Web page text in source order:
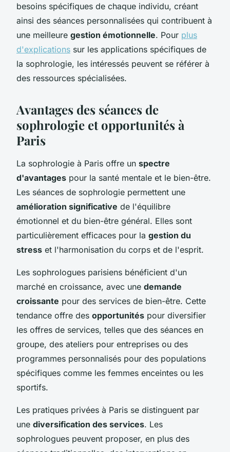
besoins spécifiques de chaque individu, créant
ainsi des séances personnalisées qui contribuent à
une meilleure gestion émotionnelle. Pour plus
d'explications sur les applications spécifiques de
la sophrologie, les intéressés peuvent se référer à
des ressources spécialisées.
Avantages des séances de
sophrologie et opportunités à
Paris
La sophrologie à Paris offre un spectre
d'avantages pour la santé mentale et le bien-être.
Les séances de sophrologie permettent une
amélioration significative de l'équilibre
émotionnel et du bien-être général. Elles sont
particulièrement efficaces pour la gestion du
stress et l'harmonisation du corps et de l'esprit.
Les sophrologues parisiens bénéficient d'un
marché en croissance, avec une demande
croissante pour des services de bien-être. Cette
tendance offre des opportunités pour diversifier
les offres de services, telles que des séances en
groupe, des ateliers pour entreprises ou des
programmes personnalisés pour des populations
spécifiques comme les femmes enceintes ou les
sportifs.
Les pratiques privées à Paris se distinguent par
une diversification des services. Les
sophrologues peuvent proposer, en plus des